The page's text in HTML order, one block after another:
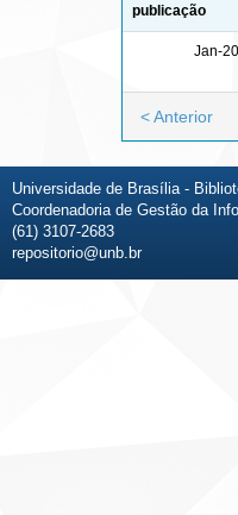
publicação
Jan-
< Anterior
Universidade de Brasília -
Coordenadoria de Gestão da
(61) 3107-2683
repositorio@unb.br